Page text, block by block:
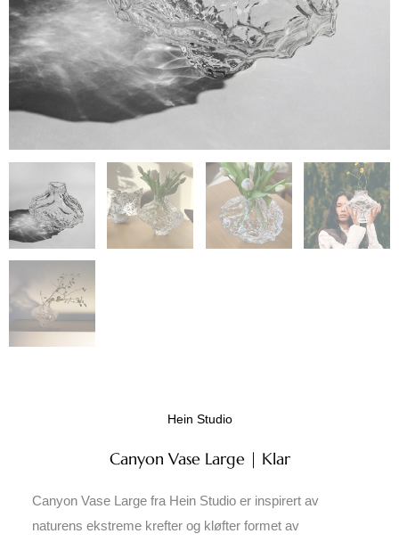
Hein Studio
Canyon Vase Large | Klar
Canyon Vase Large fra Hein Studio er inspirert av
naturens ekstreme krefter og kløfter formet av